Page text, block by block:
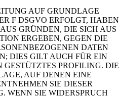
AUF GRUNDLAGE
F DSGVO ERFOLGT, HABEN
GRÜNDEN, DIE SICH AUS
ERGEBEN, GEGEN DIE
DATEN
DIES GILT AUCH FÜR EIN
PROFILING. DIE
AUF DENEN EINE
SIE DIESER
WENN SIE WIDERSPRUCH